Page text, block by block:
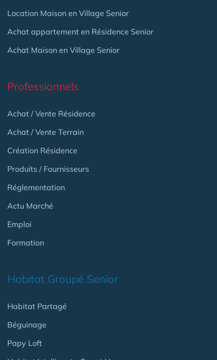
Location Maison en Village Senior
Achat appartement en Résidence Senior
Achat Maison en Village Senior
Professionnels
Achat / Vente Résidence
Achat / Vente Terrain
Création Résidence
Produits / Fournisseurs
Réglementation
Actu Marché
Emploi
Formation
Habitat Groupé Senior
Habitat Partagé
Béguinage
Papy Loft